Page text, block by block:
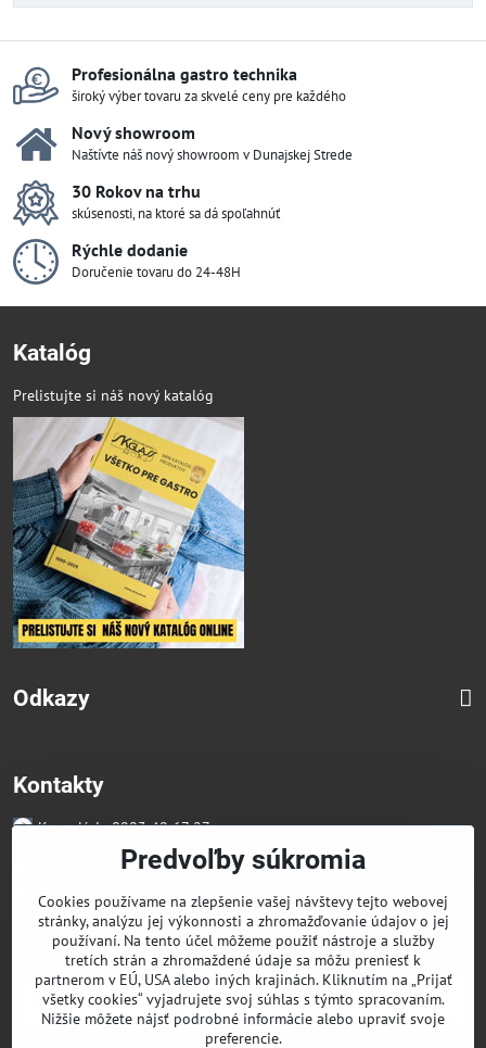
Profesionálna gastro technika
široký výber tovaru za skvelé ceny pre každého
Nový showroom
Naštívte náš nový showroom v Dunajskej Strede
30 Rokov na trhu
skúsenosti, na ktoré sa dá spoľahnúť
Rýchle dodanie
Doručenie tovaru do 24-48H
Katalóg
Prelistujte si náš nový katalóg
Odkazy
Kontakty
Kancelária 0903 49 67 27
Faktúry/Reklamácia 0914 27 44 27
Email skglass@skglass.sk
Projekty gastro@skglass.sk
Osobný Odber Bratislavská 919/4 Dunajská Streda
Predvoľby súkromia
Cookies používame na zlepšenie vašej návštevy tejto webovej
stránky, analýzu jej výkonnosti a zhromažďovanie údajov o jej
používaní. Na tento účel môžeme použiť nástroje a služby
tretích strán a zhromaždené údaje sa môžu preniesť k
partnerom v EÚ, USA alebo iných krajinách. Kliknutím na „Prijať
všetky cookies“ vyjadrujete svoj súhlas s týmto spracovaním.
Nižšie môžete nájsť podrobné informácie alebo upraviť svoje
preferencie.